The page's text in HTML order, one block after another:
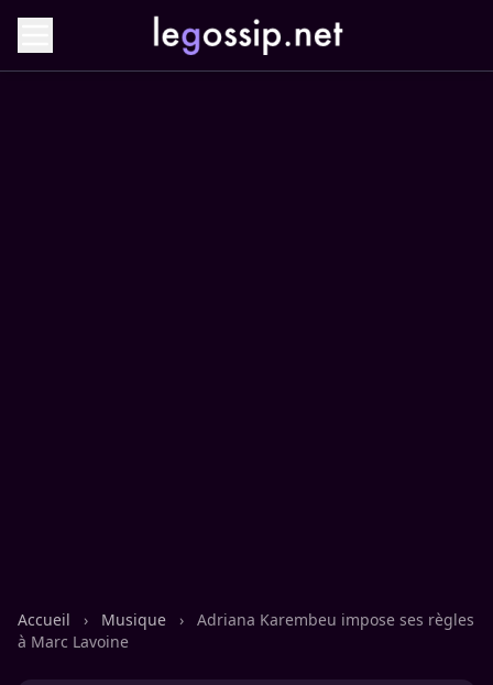
Accueil › Musique ›
Adriana Karembeu impose ses règles
à Marc Lavoine